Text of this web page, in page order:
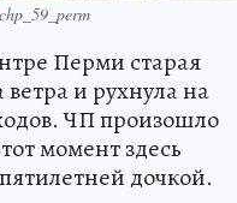
Перми старая
и рухнула на
ЧП произошло
момент здесь
дочкой.